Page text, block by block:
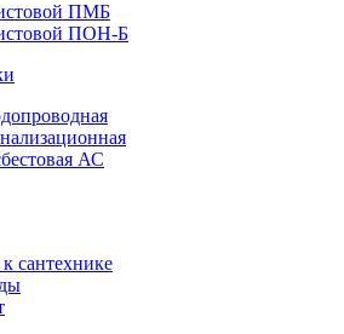
ПМБ
ПОН-Б
АС
сантехнике